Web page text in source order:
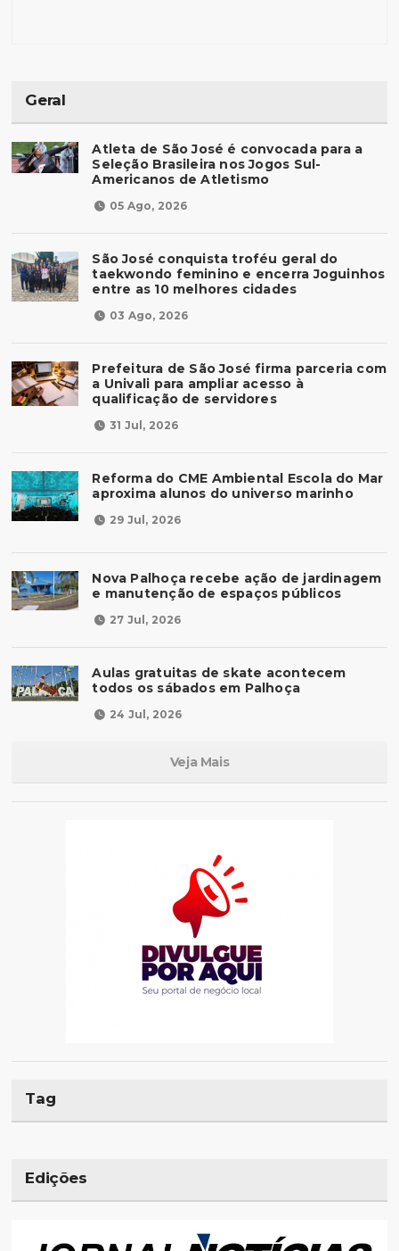
Geral
Atleta de São José é convocada para a
Seleção Brasileira nos Jogos Sul-
Americanos de Atletismo
05 Ago, 2026
São José conquista troféu geral do
taekwondo feminino e encerra Joguinhos
entre as 10 melhores cidades
03 Ago, 2026
Prefeitura de São José firma parceria com
a Univali para ampliar acesso à
qualificação de servidores
31 Jul, 2026
Reforma do CME Ambiental Escola do Mar
aproxima alunos do universo marinho
29 Jul, 2026
Nova Palhoça recebe ação de jardinagem
e manutenção de espaços públicos
27 Jul, 2026
Aulas gratuitas de skate acontecem
todos os sábados em Palhoça
24 Jul, 2026
Veja Mais
Tag
Edições